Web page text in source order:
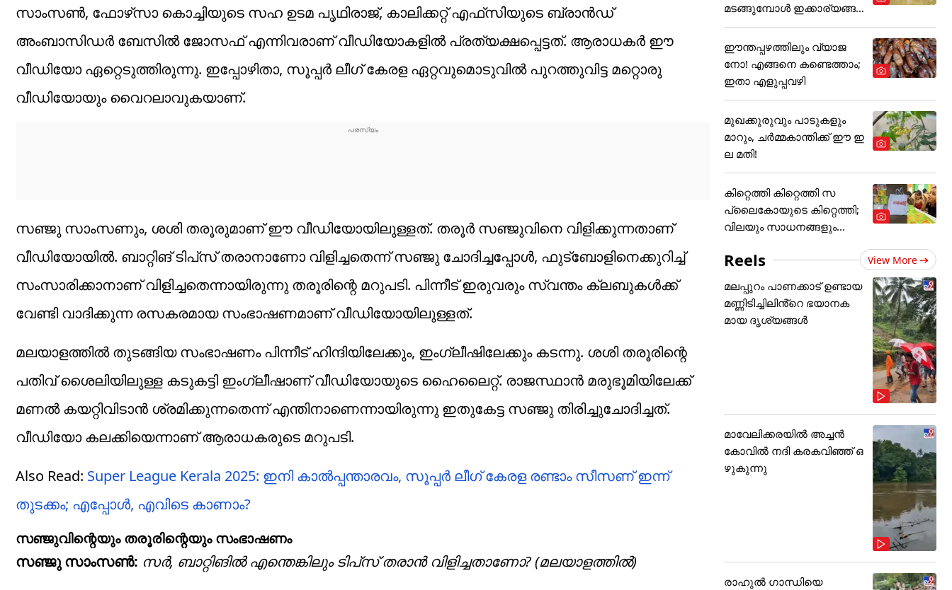
സാംസണ്‍, ഫോഴ്‌സാ കൊച്ചിയുടെ സഹ ഉടമ പൃഥിരാജ്, കാലിക്കറ്റ് എഫ്‌സിയുടെ ബ്രാന്‍ഡ്
അംബാസിഡര്‍ ബേസില്‍ ജോസഫ് എന്നിവരാണ് വീഡിയോകളില്‍ പ്രത്യക്ഷപ്പെട്ടത്. ആരാധകര്‍ ഈ
വീഡിയോ ഏറ്റെടുത്തിരുന്നു. ഇപ്പോഴിതാ, സൂപ്പര്‍ ലീഗ് കേരള ഏറ്റവുമൊടുവില്‍ പുറത്തുവിട്ട മറ്റൊരു
വീഡിയോയും വൈറലാവുകയാണ്‌.
സഞ്ജു സാംസണും, ശശി തരൂരുമാണ് ഈ വീഡിയോയിലുള്ളത്. തരൂര്‍ സഞ്ജുവിനെ വിളിക്കുന്നതാണ്
വീഡിയോയില്‍. ബാറ്റിങ് ടിപ്‌സ് തരാനാണോ വിളിച്ചതെന്ന് സഞ്ജു ചോദിച്ചപ്പോള്‍, ഫുട്‌ബോളിനെക്കുറിച്ച്
സംസാരിക്കാനാണ് വിളിച്ചതെന്നായിരുന്നു തരൂരിന്റെ മറുപടി. പിന്നീട് ഇരുവരും സ്വന്തം ക്ലബുകള്‍ക്ക്
വേണ്ടി വാദിക്കുന്ന രസകരമായ സംഭാഷണമാണ് വീഡിയോയിലുള്ളത്.
മലയാളത്തില്‍ തുടങ്ങിയ സംഭാഷണം പിന്നീട് ഹിന്ദിയിലേക്കും, ഇംഗ്ലീഷിലേക്കും കടന്നു. ശശി തരൂരിന്റെ
പതിവ് ശൈലിയിലുള്ള കടുകട്ടി ഇംഗ്ലീഷാണ് വീഡിയോയുടെ ഹൈലൈറ്റ്. രാജസ്ഥാന്‍ മരുഭൂമിയിലേക്ക്
മണല്‍ കയറ്റിവിടാന്‍ ശ്രമിക്കുന്നതെന്ന് എന്തിനാണെന്നായിരുന്നു ഇതുകേട്ട സഞ്ജു തിരിച്ചുചോദിച്ചത്.
വീഡിയോ കലക്കിയെന്നാണ് ആരാധകരുടെ മറുപടി.
Also Read: Super League Kerala 2025: ഇനി കാല്‍പ്പന്താരവം, സൂപ്പര്‍ ലീഗ് കേരള രണ്ടാം സീസണ് ഇന്ന്
തുടക്കം; എപ്പോള്‍, എവിടെ കാണാം?
സഞ്ജുവിന്റെയും തരൂരിന്റെയും സംഭാഷണം
സഞ്ജു സാംസണ്‍: സര്‍, ബാറ്റിങില്‍ എന്തെങ്കിലും ടിപ്‌സ് തരാന്‍ വിളിച്ചതാണോ? (മലയാളത്തില്‍)
മടങ്ങുമ്പോൾ ഇക്കാര്യങ്ങ
ൾ
ഈന്തപ്പഴത്തിലും വ്യാജ
നോ! എങ്ങനെ കണ്ടെത്താം;
ഇതാ എളുപ്പവഴി
മുഖക്കുരുവും പാടുകളും
മാറും, ചർമ്മകാന്തിക്ക് ഈ ഇ
ല മതി!
കിറ്റെത്തി കിറ്റെത്തി സ
പ്ലൈകോയുടെ കിറ്റെത്തി;
വിലയും സാധനങ്ങളും...
Reels View More
മലപ്പുറം പാണക്കാട് ഉണ്ടായ
മണ്ണിടിച്ചിലിൻ്റെ ഭയാനക
മായ ദൃശ്യങ്ങൾ
മാവേലിക്കരയിൽ അച്ചൻ
കോവിൽ നദി കരകവിഞ്ഞ് ഒ
ഴുകുന്നു
രാഹുൽ ഗാന്ധിയെ